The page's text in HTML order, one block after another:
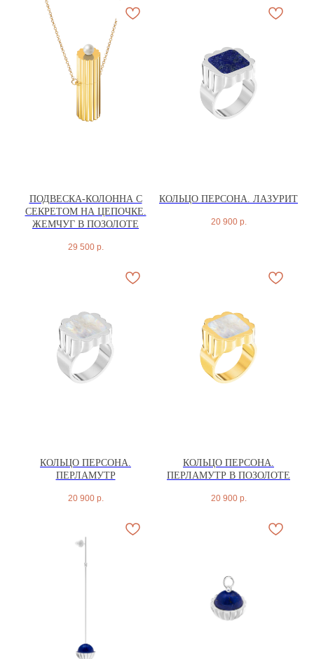
ПОДВЕСКА-КОЛОННА С
СЕКРЕТОМ НА ЦЕПОЧКЕ.
ЖЕМЧУГ В ПОЗОЛОТЕ
29 500 р.
КОЛЬЦО ПЕРСОНА. ЛАЗУРИТ
20 900 р.
КОЛЬЦО ПЕРСОНА.
ПЕРЛАМУТР
20 900 р.
КОЛЬЦО ПЕРСОНА.
ПЕРЛАМУТР В ПОЗОЛОТЕ
20 900 р.